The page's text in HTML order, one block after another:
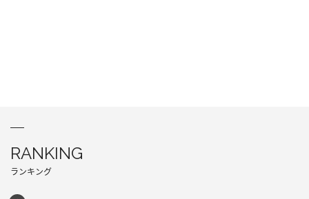
RANKING
ランキング